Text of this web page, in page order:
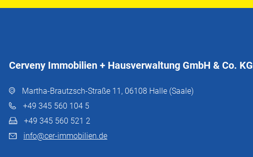
Cerveny Immobilien + Hausverwaltung GmbH & Co. KG
Martha-Brautzsch-Straße 11, 06108 Halle (Saale)
+49 345 560 104 5
+49 345 560 521 2
info@cer-immobilien.de